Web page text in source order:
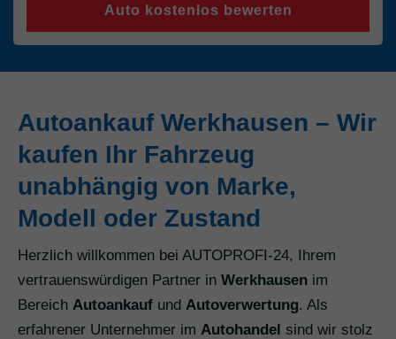
Auto kostenlos bewerten
Autoankauf Werkhausen – Wir
kaufen Ihr Fahrzeug
unabhängig von Marke,
Modell oder Zustand
Herzlich willkommen bei AUTOPROFI-24, Ihrem
vertrauenswürdigen Partner in Werkhausen im
Bereich Autoankauf und Autoverwertung. Als
erfahrener Unternehmer im Autohandel sind wir stolz